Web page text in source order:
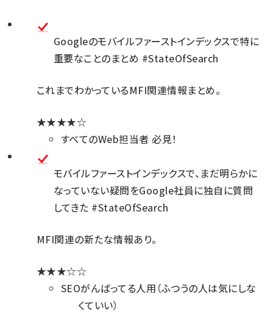
Googleのモバイルファーストインデックスで特に
重要なことのまとめ #StateOfSearch
これまでわかっているMFI関連情報まとめ。
★★★★☆
すべてのWeb担当者 必見！
モバイルファーストインデックスで、まだ明らかに
なっていない疑問をGoogle社員に独自に質問
してきた #StateOfSearch
MFI関連の新たな情報あり。
★★★☆☆
SEOがんばってる人用（ふつうの人は気にしな
くていい）